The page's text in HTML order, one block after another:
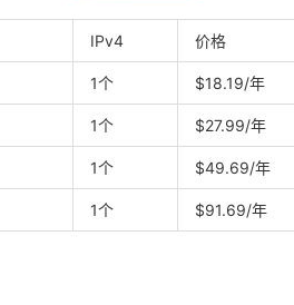
IPv4 价格
1个 $18.19/年
1个 $27.99/年
1个 $49.69/年
1个 $91.69/年